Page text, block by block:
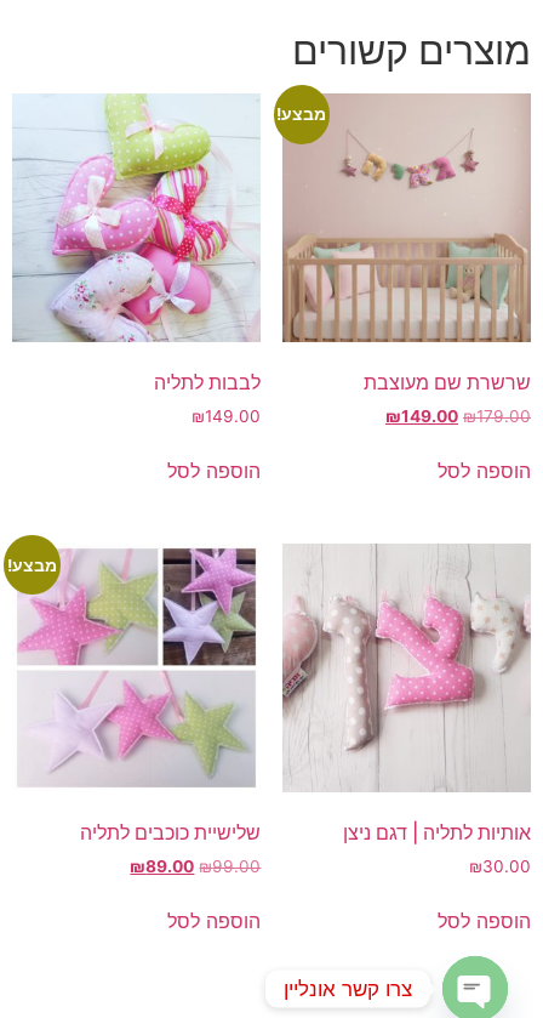
מוצרים קשורים
מבצע!
שרשרת שם מעוצבת
₪179.00
המחיר
היה:
₪149.00
הוספה לסל
לבבות לתליה
₪149.00
הוספה לסל
אותיות לתליה | דגם ניצן
₪30.00
הוספה לסל
מבצע!
שלישיית כוכבים לתליה
₪99.00
המחיר
היה:
₪89.00
המחיר
הוספה לסל
צרו קשר אונליין